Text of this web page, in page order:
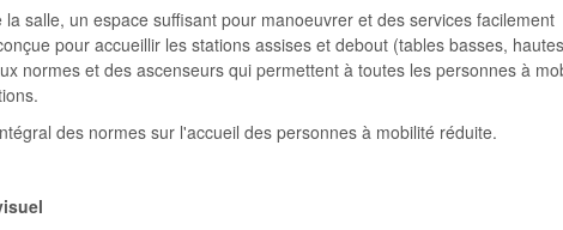
salle, un espace suffisant pour manoeuvrer et des services facilement
pour accueillir les stations assises et debout (tables basses,
normes et des ascenseurs qui permettent à toutes les personnes à
des normes sur l'accueil des personnes à mobilité réduite.